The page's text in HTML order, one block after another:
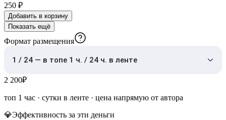
250 ₽
Добавить в корзину
Показать ещё
Формат размещения
1 / 24 — в топе 1 ч. / 24 ч. в ленте
2 200₽
топ 1 час · сутки в ленте · цена напрямую от автора
💎Эффективность за эти деньги